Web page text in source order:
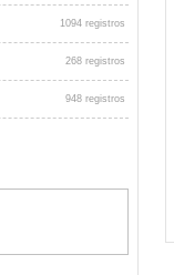
1094 registros
268 registros
948 registros